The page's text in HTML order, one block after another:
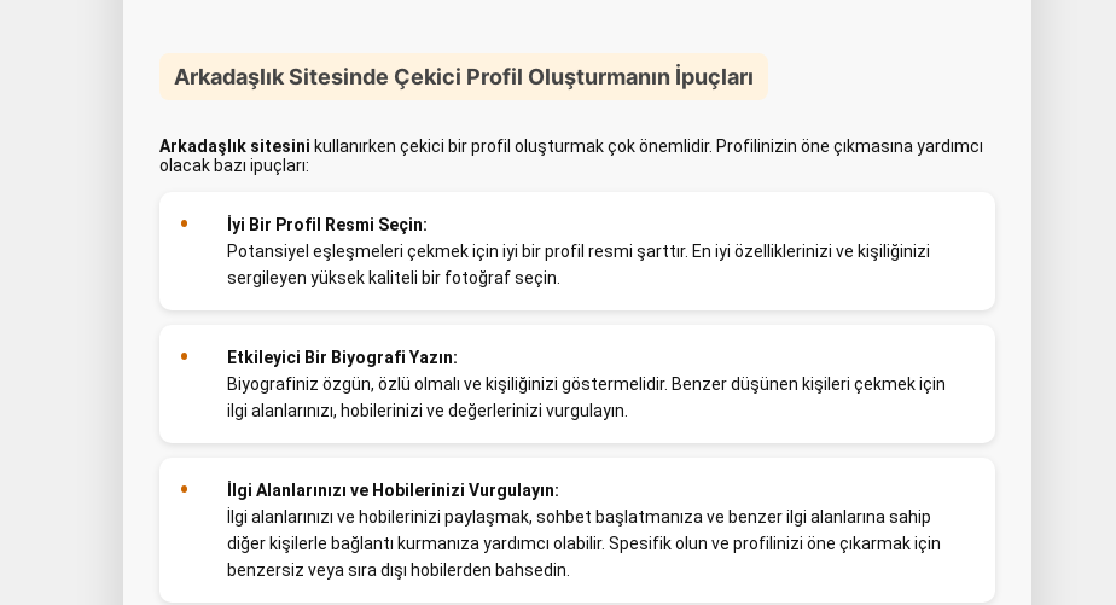
Arkadaşlık Sitesinde Çekici Profil Oluşturmanın İpuçları
Arkadaşlık sitesini kullanırken çekici bir profil oluşturmak çok önemlidir. Profilinizin öne çıkmasına yardımcı
olacak bazı ipuçları:
İyi Bir Profil Resmi Seçin:
Potansiyel eşleşmeleri çekmek için iyi bir profil resmi şarttır. En iyi özelliklerinizi ve kişiliğinizi
sergileyen yüksek kaliteli bir fotoğraf seçin.
Etkileyici Bir Biyografi Yazın:
Biyografiniz özgün, özlü olmalı ve kişiliğinizi göstermelidir. Benzer düşünen kişileri çekmek için
ilgi alanlarınızı, hobilerinizi ve değerlerinizi vurgulayın.
İlgi Alanlarınızı ve Hobilerinizi Vurgulayın:
İlgi alanlarınızı ve hobilerinizi paylaşmak, sohbet başlatmanıza ve benzer ilgi alanlarına sahip
diğer kişilerle bağlantı kurmanıza yardımcı olabilir. Spesifik olun ve profilinizi öne çıkarmak için
benzersiz veya sıra dışı hobilerden bahsedin.